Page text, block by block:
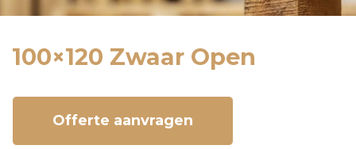
100×120 Zwaar Open
Offerte aanvragen